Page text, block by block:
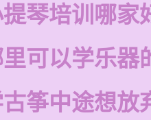
琴培训哪家
可以学乐器
筝中途想放